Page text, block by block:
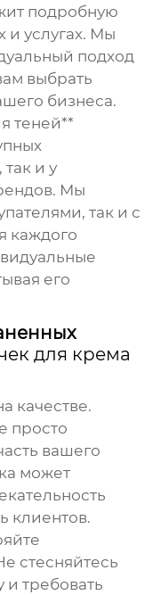
подробную
услугах. Мы
подход
выбрать
бизнеса.
теней**
и у
Мы
так и с
каждого
его
для крема
качестве.
просто
вашего
может
клиентов.
стесняйтесь
и требовать